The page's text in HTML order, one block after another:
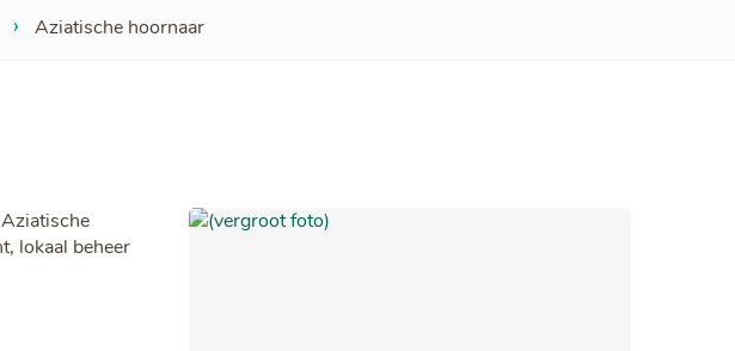
Aziatische hoornaar
lokaal beheer